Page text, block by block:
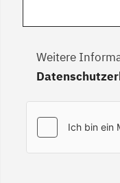
Weitere